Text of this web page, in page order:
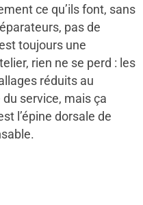
ce qu’ils font, sans
pas de
toujours une
rien ne se perd : les
réduits au
service, mais ça
l’épine dorsale de